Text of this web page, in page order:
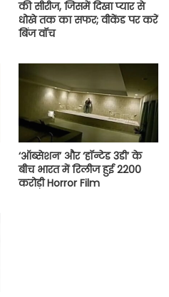
की सीरीज, जिसमें दिखा प्यार से
धोखे तक का सफर; वीकेंड पर करें
बिंज वॉच
‘ऑब्सेशन’ और ‘हॉन्टेड 3डी’ के
बीच भारत में रिलीज हुई 2200
करोड़ी Horror Film